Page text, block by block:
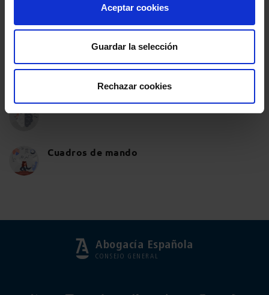
Aceptar cookies
Guardar la selección
Rechazar cookies
Barómetros
Memorias
Cuadros de mando
Abogacía Española
CONSEJO GENERAL